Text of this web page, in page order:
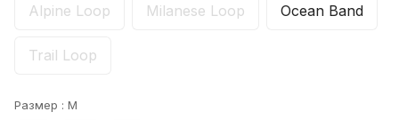
Alpine Loop Milanese Loop Ocean Band
Trail Loop
Размер : M